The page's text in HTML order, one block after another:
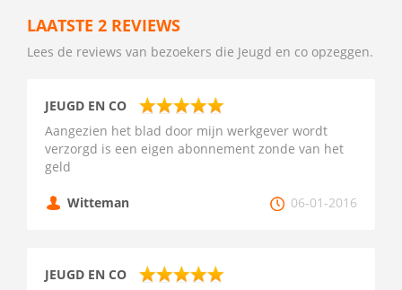
LAATSTE 2 REVIEWS
Lees de reviews van bezoekers die Jeugd en co opzeggen.
JEUGD EN CO
Aangezien het blad door mijn werkgever wordt
verzorgd is een eigen abonnement zonde van het
geld
Witteman 06-01-2016
JEUGD EN CO